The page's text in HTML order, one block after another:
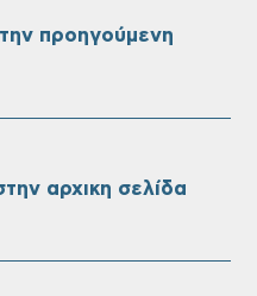
προηγούμενη
αρχικη σελίδα